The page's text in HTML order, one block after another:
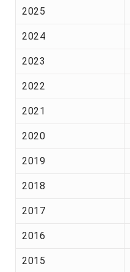
2025
2024
2023
2022
2021
2020
2019
2018
2017
2016
2015